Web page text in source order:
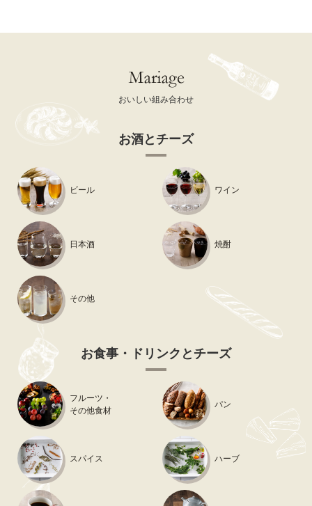
おいしい組み合わせ
お酒とチーズ
ビール ワイン
日本酒 焼酎
その他
お食事・ドリンクとチーズ
フルーツ・
その他食材
パン
スパイス ハーブ